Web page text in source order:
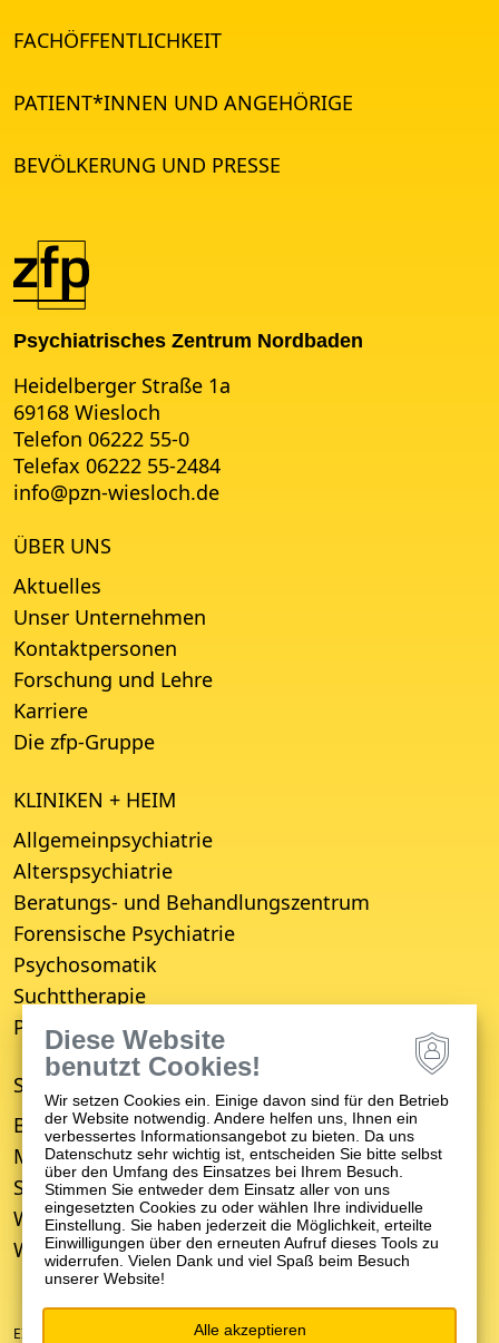
FACHÖFFENTLICHKEIT
PATIENT*INNEN UND ANGEHÖRIGE
BEVÖLKERUNG UND PRESSE
Psychiatrisches Zentrum Nordbaden
ÜBER UNS
Aktuelles
Unser Unternehmen
Kontaktpersonen
Forschung und Lehre
Karriere
Die zfp-Gruppe
KLINIKEN + HEIM
Allgemeinpsychiatrie
Alterspsychiatrie
Beratungs- und Behandlungszentrum
Forensische Psychiatrie
Psychosomatik
Suchttherapie
Psychiatrisches Wohnheim
STANDORTE
Bruchsal
Mosbach
Schwetzingen
Weinheim
Wiesloch
Heidelberger Straße 1a
69168 Wiesloch
Telefon 06222 55-0
Telefax 06222 55-2484
info@pzn-wiesloch.de
EIN UNTERNEHMEN DER ZFP-GRUPPE BADEN-WÜRTTEMBERG
Diese Website
benutzt Cookies!
Wir setzen Cookies ein. Einige davon sind für den Betrieb
der Website notwendig. Andere helfen uns, Ihnen ein
verbessertes Informationsangebot zu bieten. Da uns
Datenschutz sehr wichtig ist, entscheiden Sie bitte selbst
über den Umfang des Einsatzes bei Ihrem Besuch.
Stimmen Sie entweder dem Einsatz aller von uns
eingesetzten Cookies zu oder wählen Ihre individuelle
Einstellung. Sie haben jederzeit die Möglichkeit, erteilte
Einwilligungen über den erneuten Aufruf dieses Tools zu
widerrufen. Vielen Dank und viel Spaß beim Besuch
unserer Website!
Alle akzeptieren